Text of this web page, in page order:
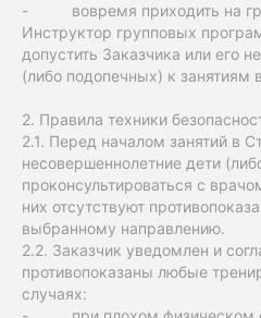
- вовремя приходить на
Инструктор групповых
допустить Заказчика или его
(либо подопечных) к занятиям
2. Правила техники
2.1. Перед началом занятий в
несовершеннолетние дети
проконсультироваться с
них отсутствуют
выбранному направлению.
2.2. Заказчик уведомлен и
противопоказаны любые
случаях: